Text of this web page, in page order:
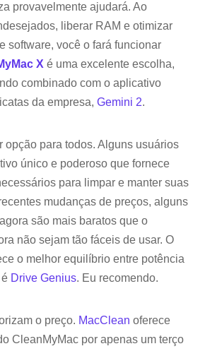
provavelmente ajudará. Ao
liberar RAM e otimizar
software, você o fará funcionar
X é uma excelente escolha,
combinado com o aplicativo
da empresa,Gemini 2.
opção para todos. Alguns usuários
único e poderoso que fornece
para limpar e manter suas
mudanças de preços, alguns
são mais baratos que o
não sejam tão fáceis de usar. O
o melhor equilíbrio entre potência
Drive Genius. Eu recomendo.
o preço. MacClean oferece
CleanMyMac por apenas um terço